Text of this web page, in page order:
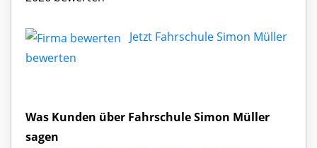
Jetzt Fahrschule Simon Müller
bewerten
Was Kunden über Fahrschule Simon Müller
sagen